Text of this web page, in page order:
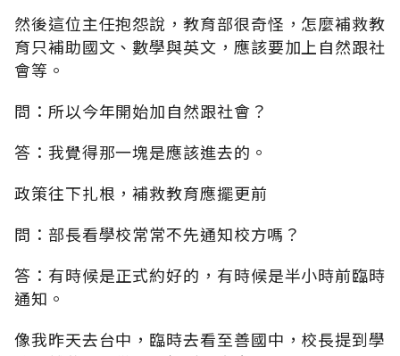
然後這位主任抱怨說，教育部很奇怪，怎麼補救教
育只補助國文、數學與英文，應該要加上自然跟社
會等。
問：所以今年開始加自然跟社會？
答：我覺得那一塊是應該進去的。
政策往下扎根，補救教育應擺更前
問：部長看學校常常不先通知校方嗎？
答：有時候是正式約好的，有時候是半小時前臨時
通知。
像我昨天去台中，臨時去看至善國中，校長提到學